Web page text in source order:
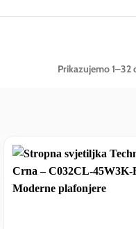
Prikazujemo 1–32